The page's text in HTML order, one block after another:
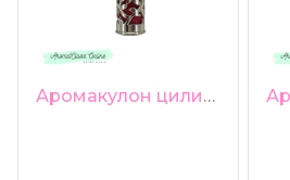
Аромакулон цилиндрический 28мм нержавеющая титановая сталь 316L + цепочка + 18 фетровых вкладышей